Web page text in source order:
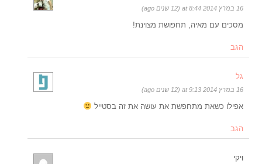
16 במרץ 2014 at 8:44 (12 שנים ago)
מסכים עם מאיה, תחפושת מצוינת!
הגב
גל
16 במרץ 2014 at 9:13 (12 שנים ago)
אפילו כשאת מתחפשת את עושה את זה בסטייל
הגב
ויקי